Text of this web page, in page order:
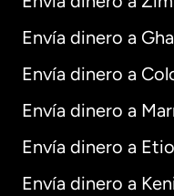
Envía dinero a
Envía dinero a
Envía dinero a
Envía dinero a
Envía dinero a